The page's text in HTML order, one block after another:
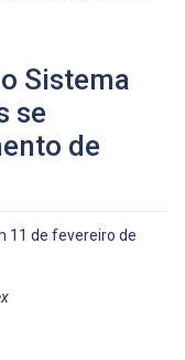
Sistema
se
de
11 de fevereiro de